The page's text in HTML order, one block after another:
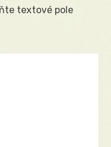
textové pole